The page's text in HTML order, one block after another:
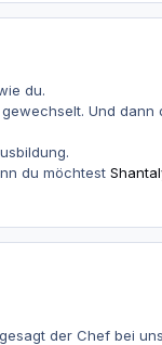
du.
Und
du möchtest
der Chef bei